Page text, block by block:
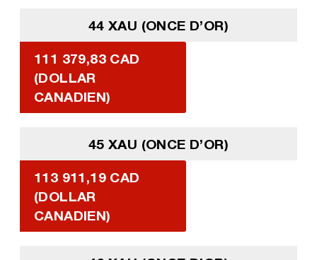
44 XAU (ONCE D’OR)
111 379,83 CAD
(DOLLAR
CANADIEN)
45 XAU (ONCE D’OR)
113 911,19 CAD
(DOLLAR
CANADIEN)